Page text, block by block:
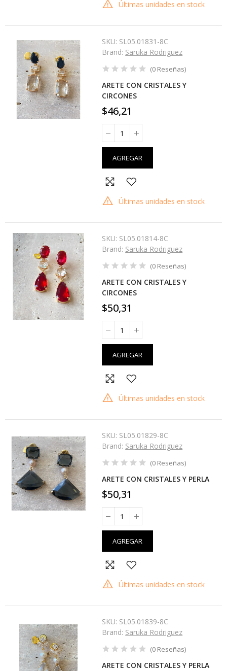
Últimas unidades en stock
SKU: SL05.01831-8C
Brand: Saruka Rodriguez
(0 Reseñas)
ARETE CON CRISTALES Y
CIRCONES
$46,21
AGREGAR
Últimas unidades en stock
SKU: SL05.01814-8C
Brand: Saruka Rodriguez
(0 Reseñas)
ARETE CON CRISTALES Y
CIRCONES
$50,31
AGREGAR
Últimas unidades en stock
SKU: SL05.01829-8C
Brand: Saruka Rodriguez
(0 Reseñas)
ARETE CON CRISTALES Y PERLA
$50,31
AGREGAR
Últimas unidades en stock
SKU: SL05.01839-8C
Brand: Saruka Rodriguez
(0 Reseñas)
ARETE CON CRISTALES Y PERLA